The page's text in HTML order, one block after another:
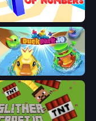
Master of Numbers
DuckPark.io